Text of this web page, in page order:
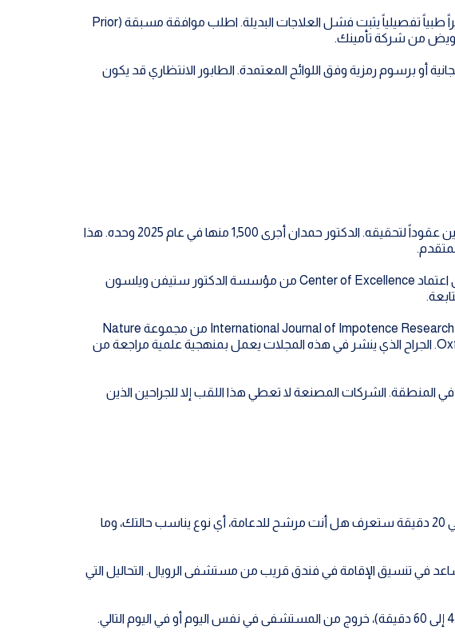
راجع وثيقتك تحت بند جراحات المسالك البولية أو جراحات الذكورة. قدّم تقريراً طبياً تفصيلياً يثبت فشل العلاجات البديلة. اطلب موافقة مسبقة (Prior
أو برسوم رمزية وفق اللوائح المعتمدة. الطابور الانتظاري قد يكون
العدد الفعلي يصعب المنافسة 6,000 عملية دعامة موثقة هي رقم يستغرق معظم الجراحين عقوداً لتحقيقه. الدكتور حمدان أجرى 1,500 منها في عام 2025 وحده. هذا
الاعتماد الدولي الوحيد في المنطقة مركزه هو المركز الوحيد في الشرق الأوسط الحاصل على اعتماد Center of Excellence من مؤسسة الدكتور ستيفن ويلسون
المنشورات العلمية توثق المنهجية نشر الدكتور حمدان بحثين محكّمين عام 2025: الأول في International Journal of Impotence Research من مجموعة Nature
(PubMed ID: 41917317)، والثاني في The Journal of Sexual Medicine من مجموعة Oxford University Press. الجراح الذي ينشر في هذه المجلات يعمل بمنهجية علمية مراجعة من
تدريب الأطباء الآخرين Rigicon وColoplast وBoston Scientific اعتمدته Master Trainer في المنطقة. الشركات المصنعة لا تعطي هذا اللقب إلا للجراحين الذين
تحدث مع الدكتور حمدان عبر الفيديو من المنزل. في 20 دقيقة ستعرف هل أنت مرشح للدعامة، أي نوع يناسب حالتك، وما
في تنسيق الإقامة في فندق قريب من مستشفى الرويال. التحاليل التي